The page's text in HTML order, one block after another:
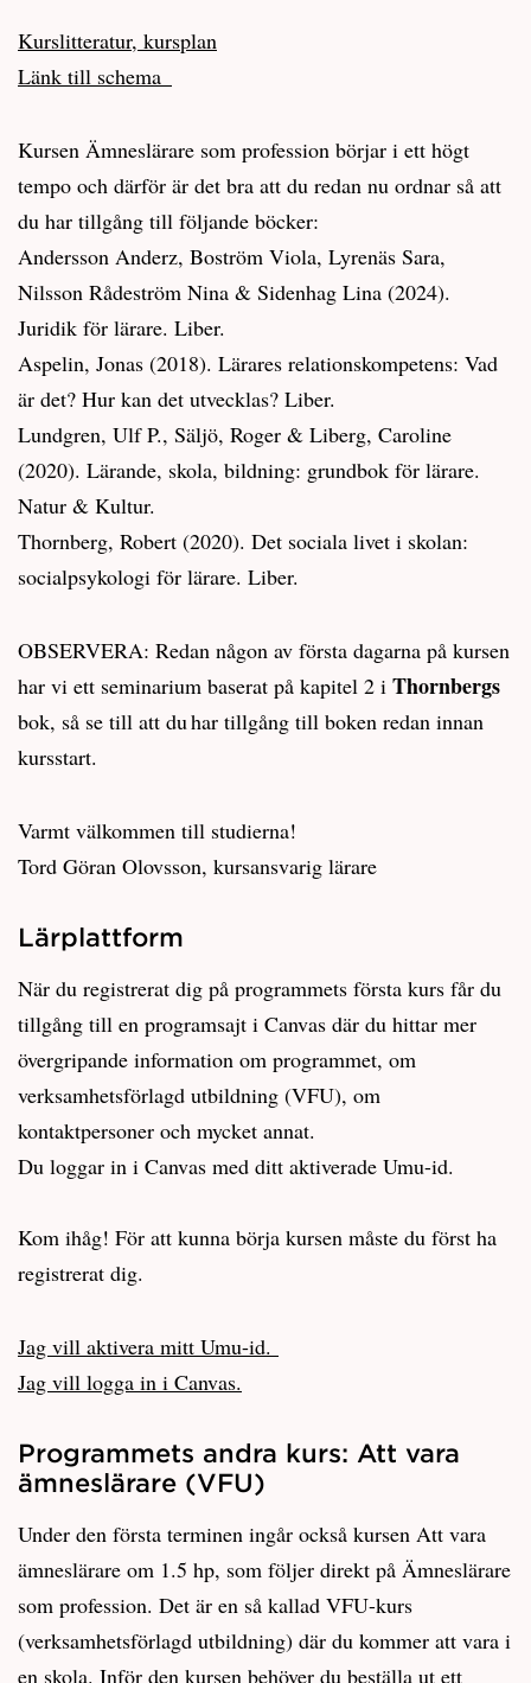
Kurslitteratur, kursplan
Länk till schema
Kursen Ämneslärare som profession börjar i ett högt
tempo och därför är det bra att du redan nu ordnar så att
du har tillgång till följande böcker:
Andersson Anderz, Boström Viola, Lyrenäs Sara,
Nilsson Rådeström Nina & Sidenhag Lina (2024).
Juridik för lärare. Liber.
Aspelin, Jonas (2018). Lärares relationskompetens: Vad
är det? Hur kan det utvecklas? Liber.
Lundgren, Ulf P., Säljö, Roger & Liberg, Caroline
(2020). Lärande, skola, bildning: grundbok för lärare.
Natur & Kultur.
Thornberg, Robert (2020). Det sociala livet i skolan:
socialpsykologi för lärare. Liber.
OBSERVERA: Redan någon av första dagarna på kursen
har vi ett seminarium baserat på kapitel 2 i Thornbergs
bok, så se till att du har tillgång till boken redan innan
kursstart.
Varmt välkommen till studierna!
Tord Göran Olovsson, kursansvarig lärare
Lärplattform
När du registrerat dig på programmets första kurs får du
tillgång till en programsajt i Canvas där du hittar mer
övergripande information om programmet, om
verksamhetsförlagd utbildning (VFU), om
kontaktpersoner och mycket annat.
Du loggar in i Canvas med ditt aktiverade Umu-id.
Kom ihåg! För att kunna börja kursen måste du först ha
registrerat dig.
Jag vill aktivera mitt Umu-id.
Jag vill logga in i Canvas.
Programmets andra kurs: Att vara
ämneslärare (VFU)
Under den första terminen ingår också kursen Att vara
ämneslärare om 1.5 hp, som följer direkt på Ämneslärare
som profession. Det är en så kallad VFU-kurs
(verksamhetsförlagd utbildning) där du kommer att vara i
en skola. Inför den kursen behöver du beställa ut ett